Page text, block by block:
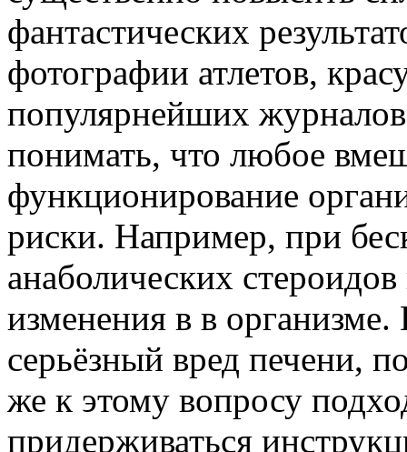
фантастических
фотографии атлетов,
популярнейших
понимать, что любое
функционирование
риски. Например, при
анаболических
изменения в в организме.
серьёзный вред печени,
же к этому вопросу
придерживаться